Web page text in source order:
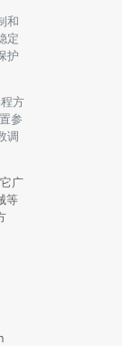
和
定
护
方
参
调
广
等